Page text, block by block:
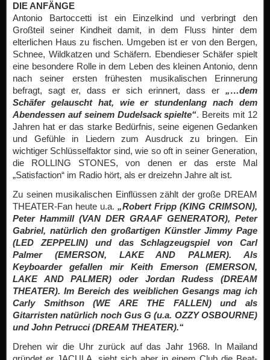
DIE ANFÄNGE
Antonio Bartoccetti ist ein Einzelkind und verbringt den
Großteil seiner Kindheit damit, in dem Fluss hinter dem
elterlichen Haus zu fischen. Umgeben ist er von den Bergen,
Schnee, Wildkatzen und Schäfern. Ebendieser Schäfer spielt
eine besondere Rolle in dem Leben des kleinen Antonio, denn
nach seiner ersten frühesten musikalischen Erinnerung
befragt, sagt er, dass er sich erinnert, dass er „…dem
Schäfer gelauscht hat, wie er stundenlang nach dem
Abendessen auf seinem Dudelsack spielte“. Bereits mit 12
Jahren hat er das starke Bedürfnis, seine eigenen Gedanken
und Gefühle in Liedern zum Ausdruck zu bringen. Ein
wichtiger Schlüsselfaktor sind, wie so oft in seiner Generation,
die ROLLING STONES, von denen er das erste Mal
„Satisfaction“ im Radio hört, als er dreizehn Jahre alt ist.
Zu seinen musikalischen Einflüssen zählt der große DREAM
THEATER-Fan heute u.a. „Robert Fripp (KING CRIMSON),
Peter Hammill (VAN DER GRAAF GENERATOR), Peter
Gabriel, natürlich den großartigen Künstler Jimmy Page
(LED ZEPPELIN) und das Schlagzeugspiel von Carl
Palmer (EMERSON, LAKE AND PALMER). Als
Keyboarder gefallen mir Keith Emerson (EMERSON,
LAKE AND PALMER) oder Jordan Rudess (DREAM
THEATER). Im Bereich des weiblichen Gesangs mag ich
Carly Smithson (WE ARE THE FALLEN) und als
Gitarristen natürlich noch Gus G (u.a. OZZY OSBOURNE)
und John Petrucci (DREAM THEATER).“
Drehen wir die Uhr zurück auf das Jahr 1968. In Mailand